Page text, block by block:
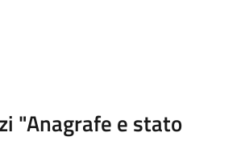
"Anagrafe e stato